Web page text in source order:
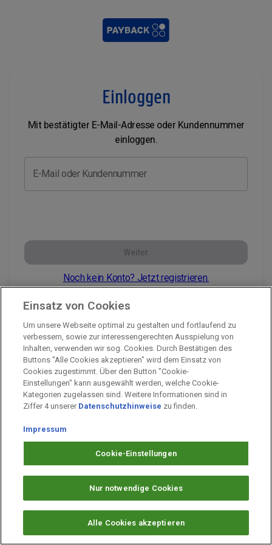
Einloggen
Mit bestätigter E-Mail-Adresse oder Kundennummer
einloggen.
E-Mail oder Kundennummer
Weiter
Noch kein Konto? Jetzt registrieren.
Impressum
Unternehmen
Arbeiten bei PAYBACK
Fragen & Hilfe
Datenschutz
Cookie-Einstellungen
Einsatz von Cookies
Um unsere Webseite optimal zu gestalten und fortlaufend zu
verbessern, sowie zur interessengerechten Ausspielung von
Inhalten, verwenden wir sog. Cookies. Durch Bestätigen des
Buttons "Alle Cookies akzeptieren" wird dem Einsatz von
Cookies zugestimmt. Über den Button "Cookie-
Einstellungen" kann ausgewählt werden, welche Cookie-
Kategorien zugelassen sind. Weitere Informationen sind in
Ziffer 4 unserer Datenschutzhinweise zu finden.
Impressum
Cookie-Einstellungen
Nur notwendige Cookies
Alle Cookies akzeptieren